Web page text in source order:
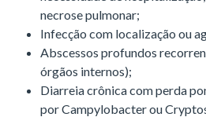
necrose pulmonar;
Infecção com localização ou
Abscessos profundos
órgãos internos);
Diarreia crônica com perda
por Campylobacter ou